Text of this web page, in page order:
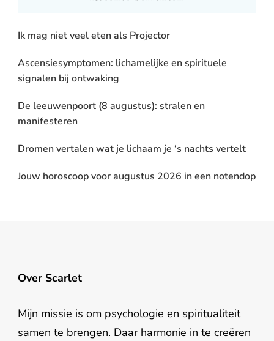
Ik mag niet veel eten als Projector
Ascensiesymptomen: lichamelijke en spirituele
signalen bij ontwaking
De leeuwenpoort (8 augustus): stralen en
manifesteren
Dromen vertalen wat je lichaam je ‘s nachts vertelt
Jouw horoscoop voor augustus 2026 in een notendop
Over Scarlet
Mijn missie is om psychologie en spiritualiteit
samen te brengen. Daar harmonie in te creëren